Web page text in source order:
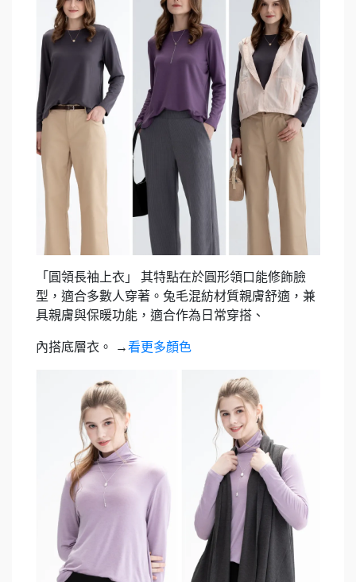
「圓領長袖上衣」
其特點在於圓形領口能修飾臉
型，適合多數人穿著。兔毛混紡材質親膚舒適，兼
具親膚與保暖功能，適合作為日常穿搭、
內搭底層衣。 →看更多顏色